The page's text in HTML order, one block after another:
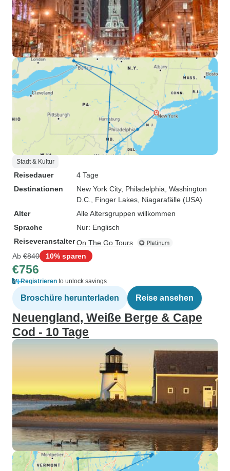
Stadt & Kultur
Reisedauer
4 Tage
Destinationen
New York City, Philadelphia , Washington
D.C.
, Finger Lakes , Niagarafälle (USA)
Alter
Alle Altersgruppen willkommen
Sprache
Nur: Englisch
ReiseveranstalterOn The Go Tours
Ab €840 10% sparen
€756
Registrieren to unlock savings
Broschüre herunterladen Reise ansehen
Neuengland, Weiße Berge & Cape
Cod - 10 Tage